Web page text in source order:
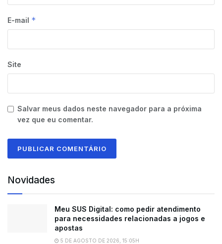
E-mail *
Site
Salvar meus dados neste navegador para a próxima
vez que eu comentar.
Novidades
Meu SUS Digital: como pedir atendimento
para necessidades relacionadas a jogos e
apostas
5 DE AGOSTO DE 2026, 15:05H